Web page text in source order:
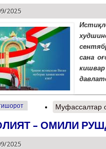
2025
сана
кишвар
Муфассалтар
– ОМИЛИ
2025